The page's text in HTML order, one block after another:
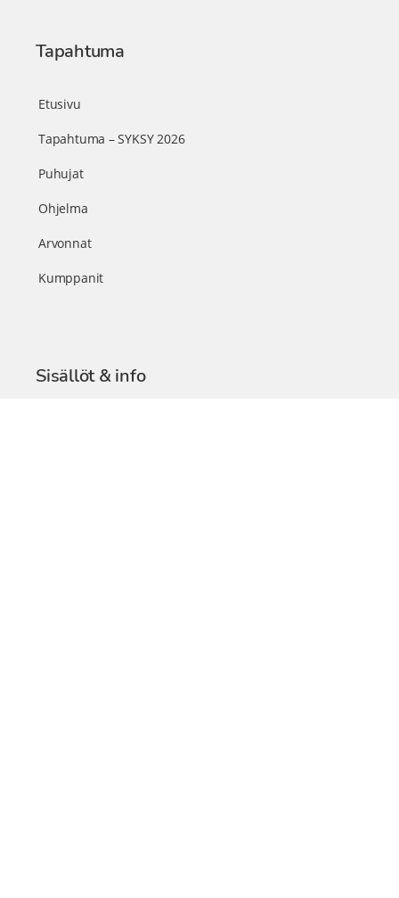
Tapahtuma
Etusivu
Tapahtuma – SYKSY 2026
Puhujat
Ohjelma
Arvonnat
Kumppanit
Sisällöt & info